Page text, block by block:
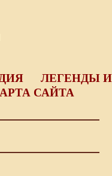
ЛЕГЕНДЫ И
САЙТА